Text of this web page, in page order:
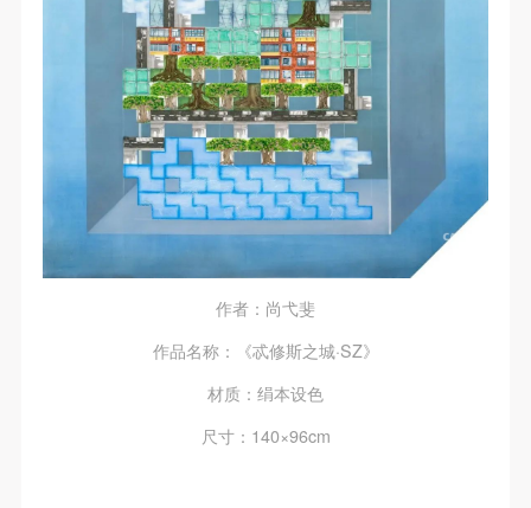
作者：尚弋斐
作品名称：《忒修斯之城·SZ》
材质：绢本设色
尺寸：140×96cm